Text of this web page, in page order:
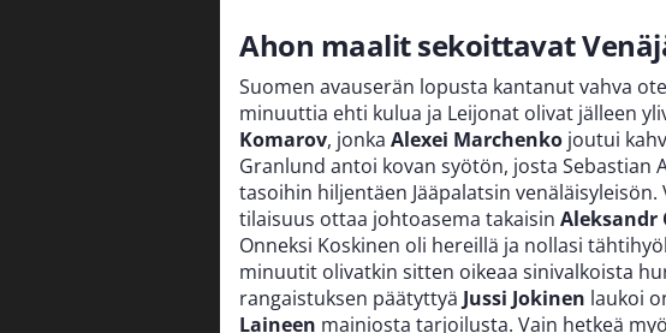
Ahon maalit sekoittavat
Suomen avauserän lopusta kantanut vahva
minuuttia ehti kulua ja Leijonat olivat jälleen
Komarov, jonka Alexei Marchenko joutui
Granlund antoi kovan syötön, josta Sebastian
tasoihin hiljentäen Jääpalatsin
tilaisuus ottaa johtoasema takaisin Aleksandr
Onneksi Koskinen oli hereillä ja nollasi
minuutit olivatkin sitten oikeaa sinivalkoista
rangaistuksen päätyttyä Jussi Jokinen laukoi
Laineen mainiosta tarjoilusta. Vain hetkeä